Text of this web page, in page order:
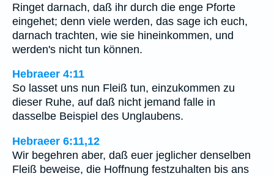
Ringet darnach, daß ihr durch die enge Pforte
eingehet; denn viele werden, das sage ich euch,
darnach trachten, wie sie hineinkommen, und
werden's nicht tun können.
Hebraeer 4:11
So lasset uns nun Fleiß tun, einzukommen zu
dieser Ruhe, auf daß nicht jemand falle in
dasselbe Beispiel des Unglaubens.
Hebraeer 6:11,12
Wir begehren aber, daß euer jeglicher denselben
Fleiß beweise, die Hoffnung festzuhalten bis ans